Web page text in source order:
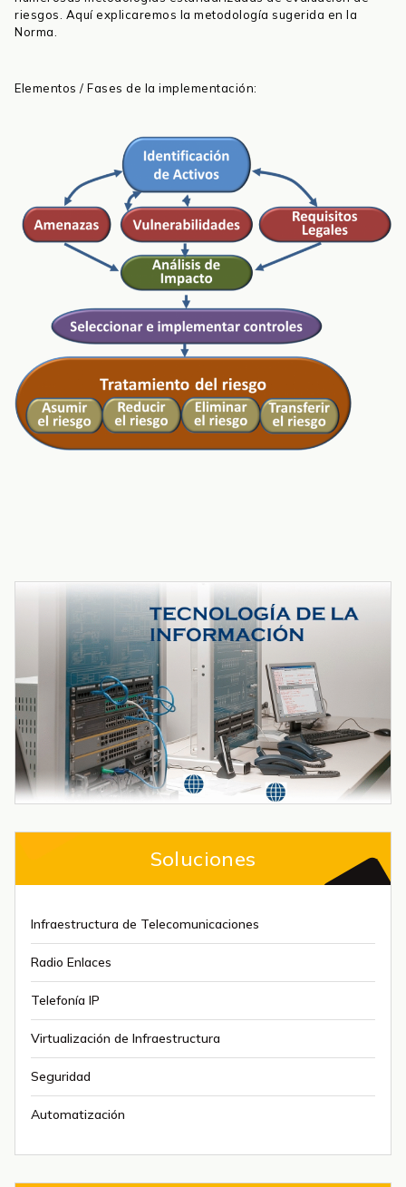
riesgos. Aquí explicaremos la metodología sugerida en la
Norma.
Elementos / Fases de la implementación:
Soluciones
Infraestructura de Telecomunicaciones
Radio Enlaces
Telefonía IP
Virtualización de Infraestructura
Seguridad
Automatización